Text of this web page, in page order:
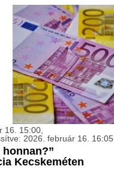
16. 15:00,
2026. február 16. 16:05
honnan?”
Kecskeméten